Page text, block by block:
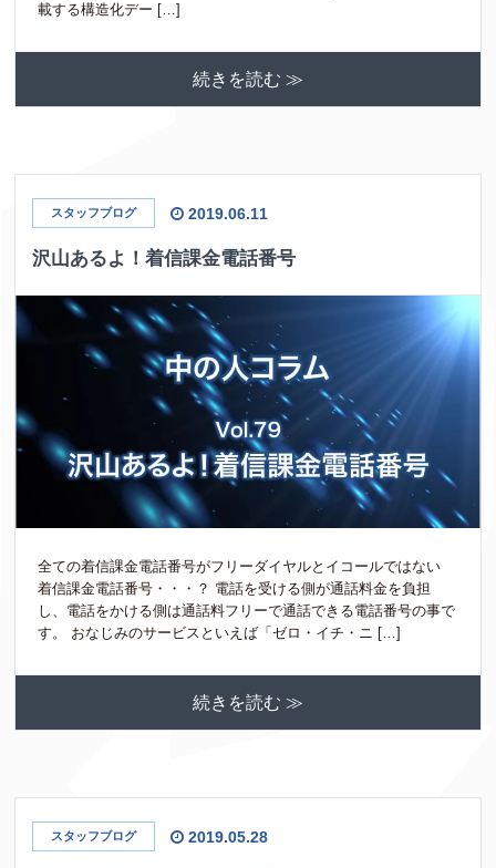
載する構造化デー […]
続きを読む ≫
スタッフブログ 2019.06.11
沢山あるよ！着信課金電話番号
全ての着信課金電話番号がフリーダイヤルとイコールではない
着信課金電話番号・・・？ 電話を受ける側が通話料金を負担
し、電話をかける側は通話料フリーで通話できる電話番号の事で
す。 おなじみのサービスといえば「ゼロ・イチ・ニ […]
続きを読む ≫
スタッフブログ 2019.05.28